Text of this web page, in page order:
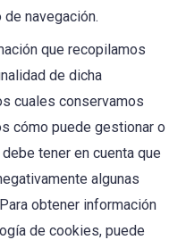
navegación.
que recopilamos
de dicha
cuales conservamos
cómo puede gestionar o
tener en cuenta que
algunas
obtener información
de cookies, puede